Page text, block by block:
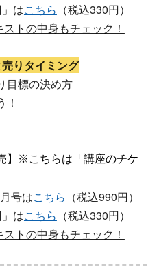
はこちら （税込330円）
トの中身もチェック！
りタイミング
目標の決め方
】※こちらは「講座のチケ
号はこちら （税込990円）
はこちら （税込330円）
トの中身もチェック！